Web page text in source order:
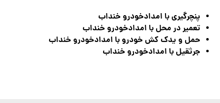
پنچرگیری با امدادخودرو خنداب
تعمیر در محل با امدادخودرو خنداب
حمل و یدک کش خودرو با امدادخودرو خنداب
جرثقیل با امدادخودرو خنداب